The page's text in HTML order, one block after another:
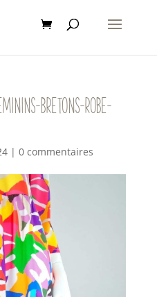
bretons-robe-
| 0 commentaires